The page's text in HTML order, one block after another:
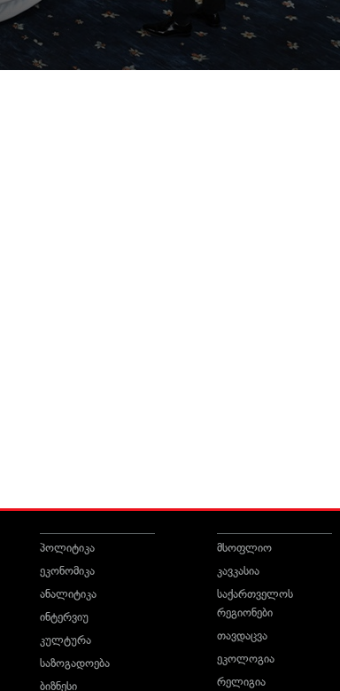
პოლიტიკა
ეკონომიკა
ანალიტიკა
ინტერვიუ
კულტურა
საზოგადოება
ბიზნესი
მსოფლიო
კავკასია
საქართველოს
რეგიონები
თავდაცვა
ეკოლოგია
რელიგია